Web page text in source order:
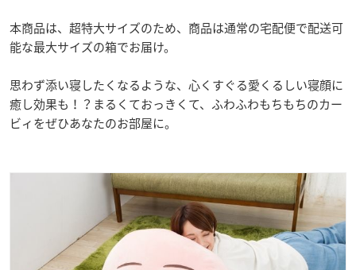
本商品は、超特大サイズのため、商品は通常の宅配便で配送可
能な最大サイズの箱でお届け。
思わず添い寝したくなるような、心くすぐる愛くるしい寝顔に
癒し効果も！？まるくておっきくて、ふわふわもちもちのカー
ビィをぜひあなたのお部屋に。